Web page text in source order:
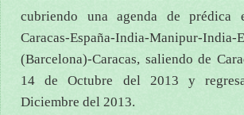
cubriendo una agenda de prédica
Caracas-España-India-Manipur-India-
(Barcelona)-Caracas, saliendo de
14 de Octubre del 2013 y
Diciembre del 2013.